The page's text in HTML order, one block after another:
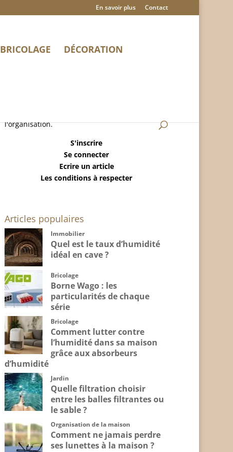
En savoir plus Contact
BRICOLAGE DÉCORATION
l'organisation.
S'inscrire
Se connecter
Ecrire un article
Les conditions à respecter
Articles populaires
Immobilier
Quel est le taux d’humidité
idéal en cave ?
Bricolage
Borne Wago : les
particularités de chaque
série
Bricolage
Comment lutter contre
l’humidité dans sa maison
grâce aux absorbeurs
d’humidité
Jardin
Quelle filtration choisir
entre les balles filtrantes ou
le sable ?
Organisation de la maison
Comment ne jamais perdre
ses lunettes à la maison ?